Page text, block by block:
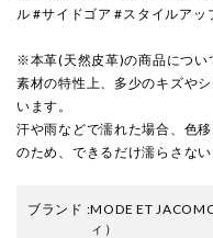
ル #サイドゴア #スタイルアッ
※本革(天然皮革)の商品につい
素材の特性上、多少のキズや
います。
汗や雨などで濡れた場合、色
のため、できるだけ濡らさない
ブランド :MODE ET
ィ）